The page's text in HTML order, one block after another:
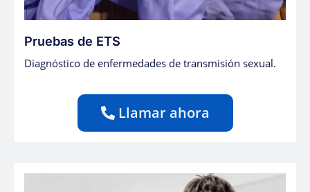
Pruebas de ETS
Diagnóstico de enfermedades de transmisión sexual.
Llamar ahora